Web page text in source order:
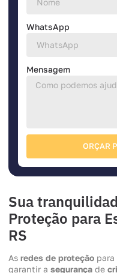
WhatsApp
Mensagem
ORÇAR
Sua
Proteção para
RS
As redes de proteção para
garantir a segurança de